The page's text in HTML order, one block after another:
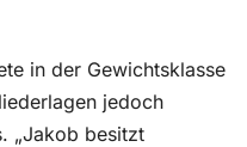
in der Gewichtsklasse
jedoch
„Jakob besitzt